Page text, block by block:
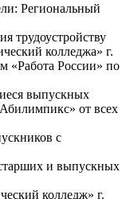
Региональный
трудоустройству
колледжа» г.
«Работа России» по
выпускных
от всех
с
и выпускных
колледж» г.